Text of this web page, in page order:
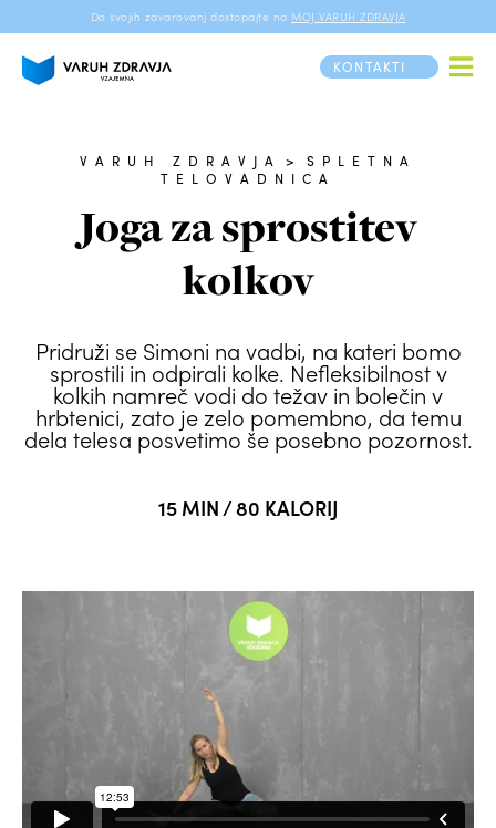
Do svojih zavarovanj dostopajte na MOJ VARUH ZDRAVJA
KONTAKTI
VARUH ZDRAVJA >
SPLETNA
TELOVADNICA
Joga za sprostitev
kolkov
Pridruži se Simoni na vadbi, na kateri bomo
sprostili in odpirali kolke. Nefleksibilnost v
kolkih namreč vodi do težav in bolečin v
hrbtenici, zato je zelo pomembno, da temu
dela telesa posvetimo še posebno pozornost.
15 MIN / 80 KALORIJ